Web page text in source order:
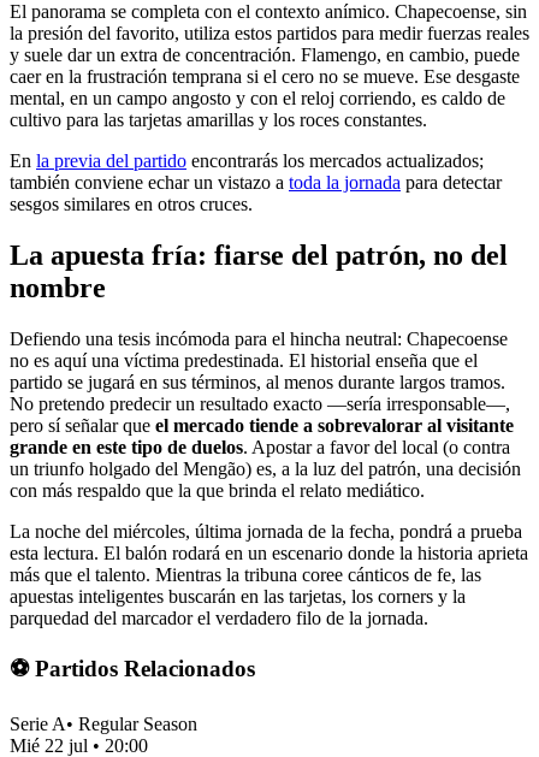
El panorama se completa con el contexto anímico. Chapecoense, sin
la presión del favorito, utiliza estos partidos para medir fuerzas reales
y suele dar un extra de concentración. Flamengo, en cambio, puede
caer en la frustración temprana si el cero no se mueve. Ese desgaste
mental, en un campo angosto y con el reloj corriendo, es caldo de
cultivo para las tarjetas amarillas y los roces constantes.
En la previa del partido encontrarás los mercados actualizados;
también conviene echar un vistazo a toda la jornada para detectar
sesgos similares en otros cruces.
La apuesta fría: fiarse del patrón, no del
nombre
Defiendo una tesis incómoda para el hincha neutral: Chapecoense
no es aquí una víctima predestinada. El historial enseña que el
partido se jugará en sus términos, al menos durante largos tramos.
No pretendo predecir un resultado exacto —sería irresponsable—,
pero sí señalar que el mercado tiende a sobrevalorar al visitante
grande en este tipo de duelos. Apostar a favor del local (o contra
un triunfo holgado del Mengão) es, a la luz del patrón, una decisión
con más respaldo que la que brinda el relato mediático.
La noche del miércoles, última jornada de la fecha, pondrá a prueba
esta lectura. El balón rodará en un escenario donde la historia aprieta
más que el talento. Mientras la tribuna coree cánticos de fe, las
apuestas inteligentes buscarán en las tarjetas, los corners y la
parquedad del marcador el verdadero filo de la jornada.
⚽ Partidos Relacionados
Serie A• Regular Season
Mié 22 jul • 20:00